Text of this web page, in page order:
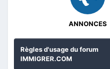
ANNONCES
Règles d'usage du forum
IMMIGRER.COM